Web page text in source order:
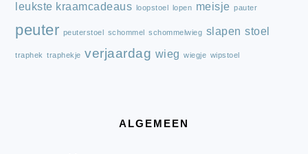
leukste kraamcadeaus loopstoel lopen meisje pauter
peuter peuterstoel schommel schommelwieg slapen stoel
traphek traphekje verjaardag wieg wiegje wipstoel
ALGEMEEN